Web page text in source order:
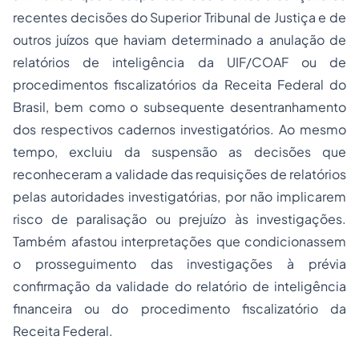
recentes decisões do Superior Tribunal de Justiça e de
outros juízos que haviam determinado a anulação de
relatórios de inteligência da UIF/COAF ou de
procedimentos fiscalizatórios da Receita Federal do
Brasil, bem como o subsequente desentranhamento
dos respectivos cadernos investigatórios. Ao mesmo
tempo, excluiu da suspensão as decisões que
reconheceram a validade das requisições de relatórios
pelas autoridades investigatórias, por não implicarem
risco de paralisação ou prejuízo às investigações.
Também afastou interpretações que condicionassem
o prosseguimento das investigações à prévia
confirmação da validade do relatório de inteligência
financeira ou do procedimento fiscalizatório da
Receita Federal.